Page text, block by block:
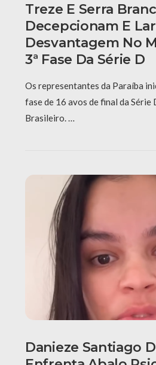
Treze E Serra
Decepcionam E
Desvantagem No
3ª Fase Da Série D
Os representantes da Paraíba
fase de 16 avos de final da Série
Brasileiro. …
Danieze Santiago